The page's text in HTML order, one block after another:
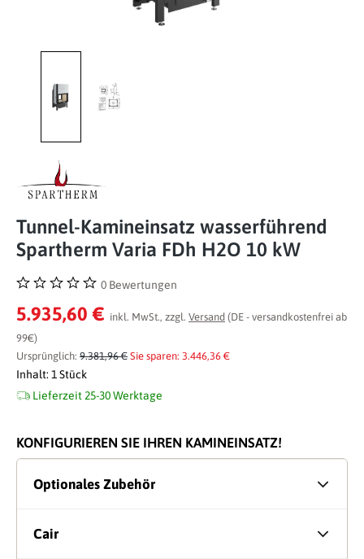
Tunnel-Kamineinsatz wasserführend
Spartherm Varia FDh H2O 10 kW
Durchschnittliche Bewertung von 0 von 5 Sternen
0 Bewertungen
5.935,60 € inkl. MwSt., zzgl. Versand (DE - versandkostenfrei ab
99€)
Ursprünglich: 9.381,96 € Sie sparen: 3.446,36 €
Inhalt: 1 Stück
Lieferzeit 25-30 Werktage
KONFIGURIEREN SIE IHREN KAMINEINSATZ!
Optionales Zubehör
Cair